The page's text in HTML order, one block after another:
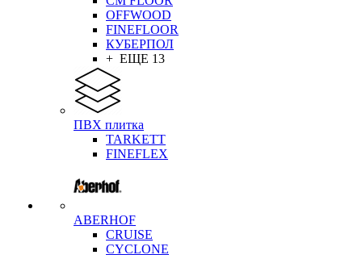
OFFWOOD
FINEFLOOR
КУБЕРПОЛ
+ ЕЩЕ 13
ПВХ плитка
TARKETT
FINEFLEX
ABERHOF
CRUISE
CYCLONE